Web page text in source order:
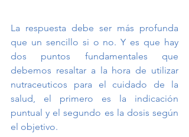
La respuesta debe ser más profunda
que un sencillo si o no. Y es que hay
dos puntos fundamentales que
debemos resaltar a la hora de utilizar
nutraceuticos para el cuidado de la
salud, el primero es la indicación
puntual y el segundo es la dosis según
el objetivo.